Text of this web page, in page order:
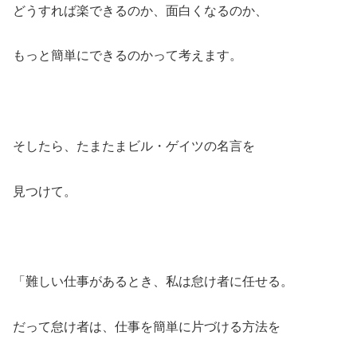
どうすれば楽できるのか、面白くなるのか、
もっと簡単にできるのかって考えます。
そしたら、たまたまビル・ゲイツの名言を
見つけて。
「難しい仕事があるとき、私は怠け者に任せる。
だって怠け者は、仕事を簡単に片づける方法を